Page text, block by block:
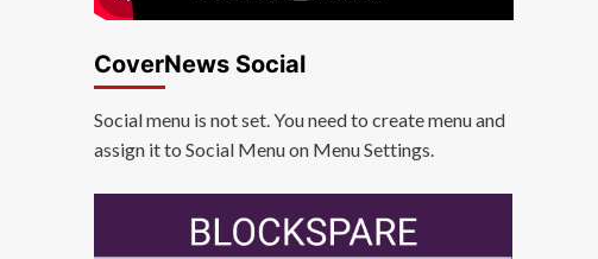
CoverNews Social
Social menu is not set. You need to create menu and
assign it to Social Menu on Menu Settings.